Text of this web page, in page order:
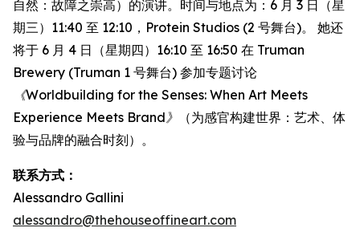
自然：故障之崇高）的演讲。时间与地点为：6 月 3 日（星
期三）11:40 至 12:10，Protein Studios (2 号舞台)。 她还
将于 6 月 4 日（星期四）16:10 至 16:50 在 Truman
Brewery (Truman 1 号舞台) 参加专题讨论
《Worldbuilding for the Senses: When Art Meets
Experience Meets Brand》
（为感官构建世界：艺术、体
验与品牌的融合时刻）。
联系方式：
Alessandro Gallini
alessandro@thehouseoffineart.com